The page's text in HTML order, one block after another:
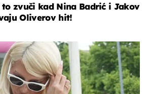
to zvuči kad Nina Badrić i Jakov
Oliverov hit!